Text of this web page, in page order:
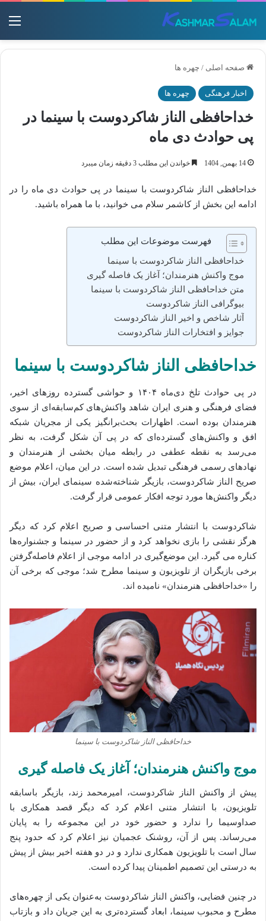
صفحه اصلی / چهره ها
اخبار فرهنگی چهره ها
خداحافظی الناز شاکردوست با سینما در
پی حوادث دی‌ ماه
14 بهمن, 1404 خواندن این مطلب 3 دقیقه زمان میبرد
خداحافظی الناز شاکردوست با سینما در پی حوادث دی‌ ماه را در
ادامه این بخش از کاشمر سلام می خوانید، با ما همراه باشید.
فهرست موضوعات این مطلب
خداحافظی الناز شاکردوست با سینما
موج واکنش هنرمندان؛ آغاز یک فاصله‌ گیری
متن خداحافظی الناز شاکردوست با سینما
بیوگرافی الناز شاکردوست
آثار شاخص و اخیر الناز شاکردوست
جوایز و افتخارات الناز شاکردوست
خداحافظی الناز شاکردوست با سینما
در پی حوادث تلخ دی‌ماه ۱۴۰۴ و حواشی گسترده روزهای اخیر،
فضای فرهنگی و هنری ایران شاهد واکنش‌های کم‌سابقه‌ای از سوی
هنرمندان بوده است. اظهارات بحث‌برانگیز یکی از مجریان شبکه
افق و واکنش‌های گسترده‌ای که در پی آن شکل گرفت، به نظر
می‌رسد به نقطه عطفی در رابطه میان بخشی از هنرمندان و
نهادهای رسمی فرهنگی تبدیل شده است. در این میان، اعلام موضع
صریح الناز شاکردوست، بازیگر شناخته‌شده سینمای ایران، بیش از
دیگر واکنش‌ها مورد توجه افکار عمومی قرار گرفت.
شاکردوست با انتشار متنی احساسی و صریح اعلام کرد که دیگر
هرگز نقشی را بازی نخواهد کرد و از حضور در سینما و جشنواره‌ها
کناره می‌ گیرد. این موضع‌گیری در ادامه موجی از اعلام فاصله‌گرفتن
برخی بازیگران از تلویزیون و سینما مطرح شد؛ موجی که برخی آن
را «خداحافظی هنرمندان» نامیده‌ اند.
خداحافظی الناز شاکردوست با سینما
موج واکنش هنرمندان؛ آغاز یک فاصله‌ گیری
پیش از واکنش الناز شاکردوست، امیرمحمد زند، بازیگر باسابقه
تلویزیون، با انتشار متنی اعلام کرد که دیگر قصد همکاری با
صداوسیما را ندارد و حضور خود در این مجموعه را به پایان
می‌رساند. پس از آن، روشنک عجمیان نیز اعلام کرد که حدود پنج
سال است با تلویزیون همکاری ندارد و در دو هفته اخیر بیش از پیش
به درستی این تصمیم اطمینان پیدا کرده است.
در چنین فضایی، واکنش الناز شاکردوست به‌عنوان یکی از چهره‌های
مطرح و محبوب سینما، ابعاد گسترده‌تری به این جریان داد و بازتاب